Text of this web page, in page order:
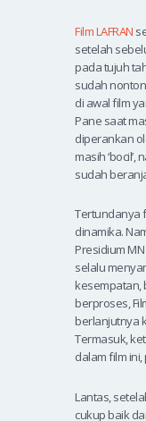
Film LAFRAN
setelah
pada tujuh
sudah nonton
di awal film
Pane saat
diperankan
masih
sudah
Tertundanya
dinamika.
Presidium
selalu
kesempatan,
berproses,
berlanjutnya
Termasuk,
dalam film
Lantas,
cukup baik